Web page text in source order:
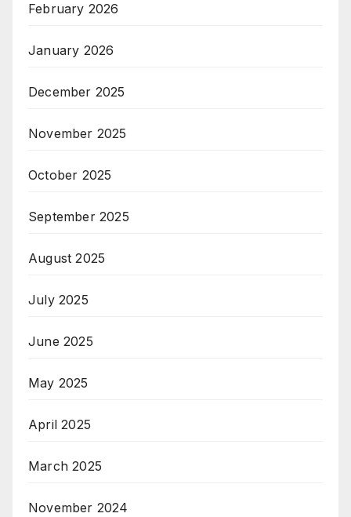
February 2026
January 2026
December 2025
November 2025
October 2025
September 2025
August 2025
July 2025
June 2025
May 2025
April 2025
March 2025
November 2024